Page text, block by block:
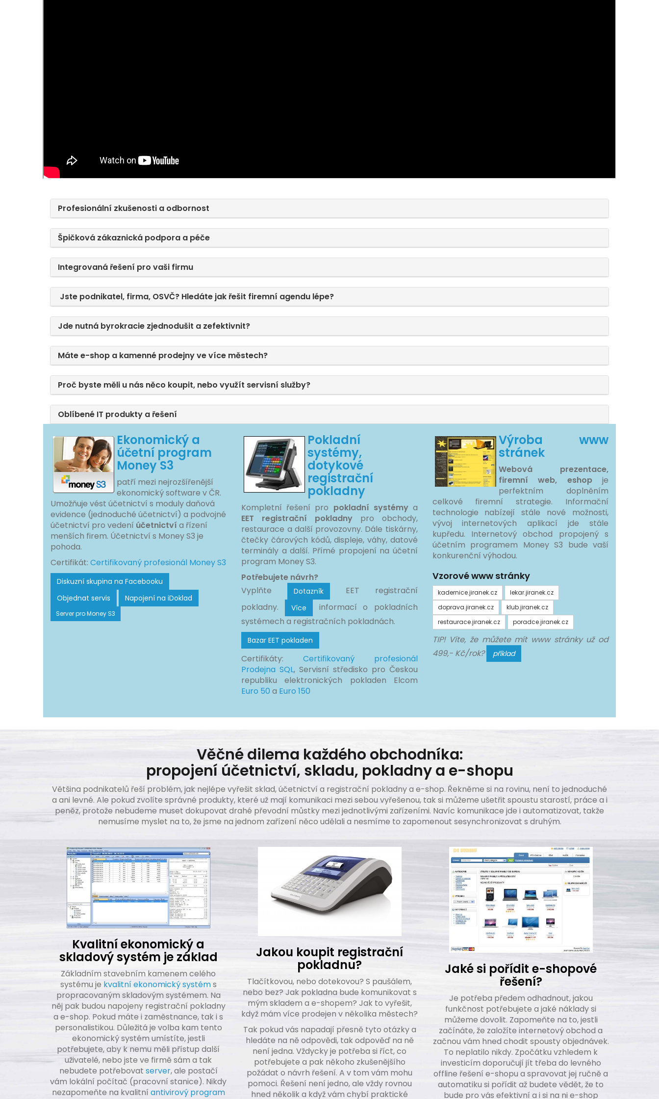
Profesionální zkušenosti a odbornost
Špičková zákaznická podpora a péče
Integrovaná řešení pro vaši firmu
Jste podnikatel, firma, OSVČ? Hledáte jak řešit firemní agendu lépe?
Jde nutná byrokracie zjednodušit a zefektivnit?
Máte e-shop a kamenné prodejny ve více městech?
Proč byste měli u nás něco koupit, nebo využít servisní služby?
Oblíbené IT produkty a řešení
Ekonomický a
účetní program
Money S3
patří mezi nejrozšířenější
ekonomický software v ČR.
Umožňuje vést účetnictví s moduly daňová
evidence (jednoduché účetnictví) a podvojné
účetnictví pro vedení účetnictví a řízení
menších firem. Účetnictví s Money S3 je
pohoda.
Certifikát: Certifikovaný profesionál Money S3
Diskuzní skupina na Facebooku
Objednat servis
Napojení na iDoklad
Server pro Money S3
Pokladní
systémy,
dotykové
registrační
pokladny
Kompletní řešení pro pokladní systémya
EET registrační pokladny pro obchody,
restaurace a další provozovny. Dále tiskárny,
čtečky čárových kódů, displeje, váhy, datové
terminály a další. Přímé propojení na účetní
program Money S3.
Potřebujete návrh?
Vyplňte
Dotazník
EET registrační
pokladny.
Více
informací o pokladních
systémech a registračních pokladnách.
Bazar EET pokladen
Certifikáty: Certifikovaný profesionál
Prodejna SQL, Servisní středisko pro Českou
republiku elektronických pokladen Elcom
Euro 50 a Euro 150
Výroba www
stránek
Webová prezentace,
firemní web, eshopje
perfektním doplněním
celkové firemní strategie. Informační
technologie nabízejí stále nové možnosti,
vývoj internetových aplikací jde stále
kupředu. Internetový obchod propojený s
účetním programem Money S3 bude vaší
konkurenční výhodou.
Vzorové www stránky
kadernice.jiranek.cz
lekar.jiranek.cz
doprava.jiranek.cz
klub.jiranek.cz
restaurace.jiranek.cz
poradce.jiranek.cz
TIP! Víte, že můžete mít www stránky už od
499,- Kč/rok?
příklad
Věčné dilema každého obchodníka:
propojení účetnictví, skladu, pokladny a e-shopu
Většina podnikatelů řeší problém, jak nejlépe vyřešit sklad, účetnictví a registrační pokladny a e-shop. Řekněme si na rovinu, není to jednoduché
a ani levné. Ale pokud zvolíte správné produkty, které už mají komunikaci mezi sebou vyřešenou, tak si můžeme ušetřit spoustu starostí, práce a i
peněz, protože nebudeme muset dokupovat drahé převodní můstky mezi jednotlivými zařízeními. Navíc komunikace jde i automatizovat, takže
nemusíme myslet na to, že jsme na jednom zařízení něco udělali a nesmíme to zapomenout sesynchronizovat s druhým.
Kvalitní ekonomický a
skladový systém je základ
Základním stavebním kamenem celého
systému je kvalitní ekonomický systéms
propracovaným skladovým systémem. Na
něj pak budou napojeny registrační pokladny
a e-shop. Pokud máte i zaměstnance, tak i s
personalistikou. Důležitá je volba kam tento
ekonomický systém umístíte, jestli
potřebujete, aby k nemu měli přístup další
uživatelé, nebo jste ve firmě sám a tak
nebudete potřebovat server, ale postačí
vám lokální počítač (pracovní stanice). Nikdy
nezapomeňte na kvalitní antivirový program
Jakou koupit registrační
pokladnu?
Tlačítkovou, nebo dotekovou? S paušálem,
nebo bez? Jak pokladna bude komunikovat s
mým skladem a e-shopem? Jak to vyřešit,
když mám více prodejen v několika městech?
Tak pokud vás napadají přesně tyto otázky a
hledáte na ně odpovědi, tak odpověď na ně
není jedna. Vždycky je potřeba si říct, co
potřebujete a pak někoho zkušenějšího
požádat o návrh řešení. A v tom vám mohu
pomoci. Řešení není jedno, ale vždy rovnou
hned několik a když vám chybí praktické
Jaké si pořídit e-shopové
řešení?
Je potřeba předem odhadnout, jakou
funkčnost potřebujete a jaké náklady si
můžeme dovolit. Zapomeňte na to, jestli
začínáte, že založíte internetový obchod a
začnou vám hned chodit spousty objednávek.
To neplatilo nikdy. Zpočátku vzhledem k
investicím doporučují jít třeba do levného
offline řešení e-shopu a spravovat jej ručně a
automatiku si pořídit až budete vědět, že to
bude pro vás efektivní a i si na ni e-shop